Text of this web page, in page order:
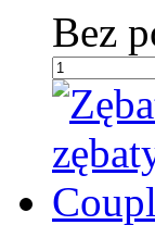
Bez